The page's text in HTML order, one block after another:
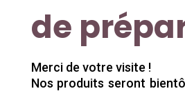
de
Merci de votre visite !
Nos produits seront